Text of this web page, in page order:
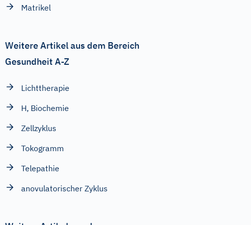
Matrikel
Weitere Artikel aus dem Bereich
Gesundheit A-Z
Lichttherapie
H, Biochemie
Zellzyklus
Tokogramm
Telepathie
anovulatorischer Zyklus